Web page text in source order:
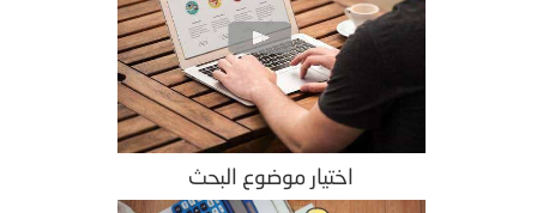
اختيار موضوع البحث